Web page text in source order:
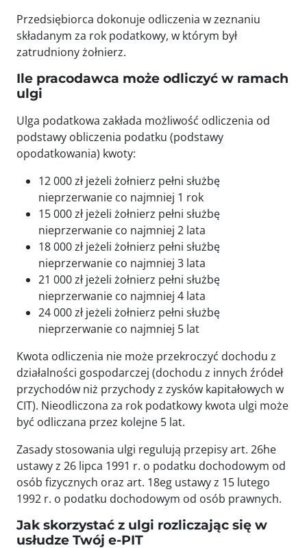
Przedsiębiorca dokonuje odliczenia w zeznaniu
składanym za rok podatkowy, w którym był
zatrudniony żołnierz.
Ile pracodawca może odliczyć w ramach
ulgi
Ulga podatkowa zakłada możliwość odliczenia od
podstawy obliczenia podatku (podstawy
opodatkowania) kwoty:
12 000 zł jeżeli żołnierz pełni służbę
nieprzerwanie co najmniej 1 rok
15 000 zł jeżeli żołnierz pełni służbę
nieprzerwanie co najmniej 2 lata
18 000 zł jeżeli żołnierz pełni służbę
nieprzerwanie co najmniej 3 lata
21 000 zł jeżeli żołnierz pełni służbę
nieprzerwanie co najmniej 4 lata
24 000 zł jeżeli żołnierz pełni służbę
nieprzerwanie co najmniej 5 lat
Kwota odliczenia nie może przekroczyć dochodu z
działalności gospodarczej (dochodu z innych źródeł
przychodów niż przychody z zysków kapitałowych w
CIT). Nieodliczona za rok podatkowy kwota ulgi może
być odliczana przez kolejne 5 lat.
Zasady stosowania ulgi regulują przepisy art. 26he
ustawy z 26 lipca 1991 r. o podatku dochodowym od
osób fizycznych oraz art. 18eg ustawy z 15 lutego
1992 r. o podatku dochodowym od osób prawnych.
Jak skorzystać z ulgi rozliczając się w
usłudze Twój e-PIT